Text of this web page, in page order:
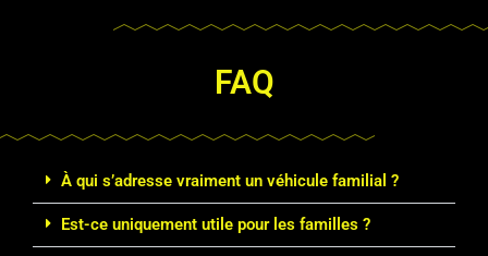
FAQ
À qui s’adresse vraiment un véhicule familial ?
Est-ce uniquement utile pour les familles ?